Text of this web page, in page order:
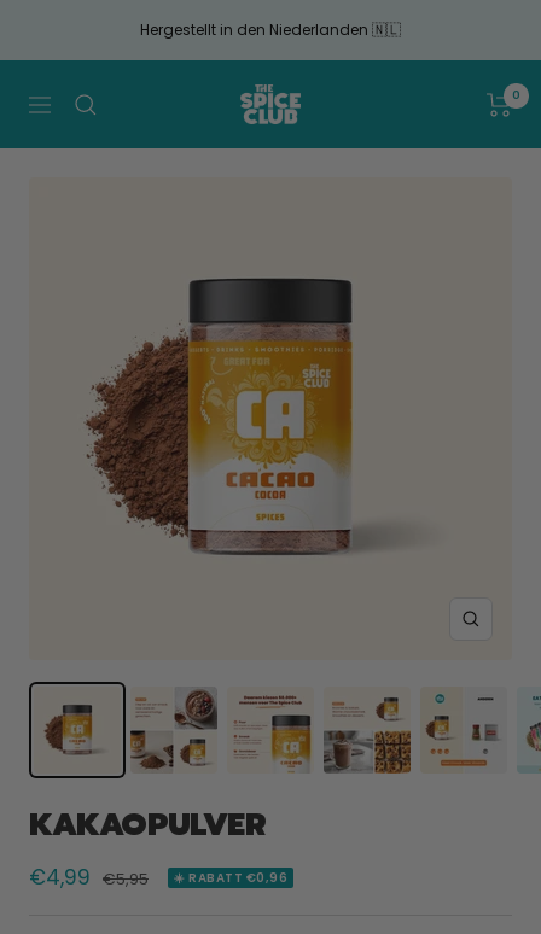
zum
Artikel
Hergestellt in den Niederlanden 🇳🇱
Navigation
The
Spice
Club
0
Zoom
KAKAOPULVER
Verkaufspreis
€4,99 Normaler
€5,95 ☀️ RABATT €0,96